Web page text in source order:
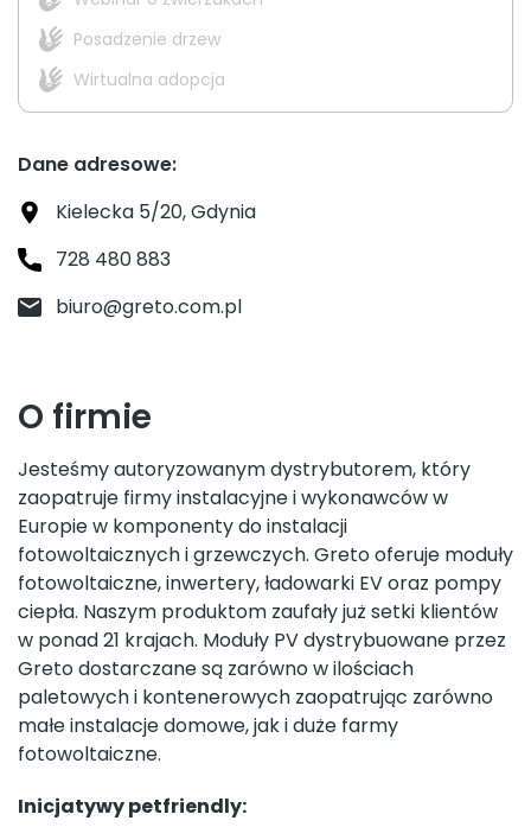
Posadzenie drzew
Wirtualna adopcja
Dane adresowe:
Kielecka 5/20, Gdynia
728 480 883
biuro@greto.com.pl
O firmie
Jesteśmy autoryzowanym dystrybutorem, który
zaopatruje firmy instalacyjne i wykonawców w
Europie w komponenty do instalacji
fotowoltaicznych i grzewczych. Greto oferuje moduły
fotowoltaiczne, inwertery, ładowarki EV oraz pompy
ciepła. Naszym produktom zaufały już setki klientów
w ponad 21 krajach. Moduły PV dystrybuowane przez
Greto dostarczane są zarówno w ilościach
paletowych i kontenerowych zaopatrując zarówno
małe instalacje domowe, jak i duże farmy
fotowoltaiczne.
Inicjatywy petfriendly: